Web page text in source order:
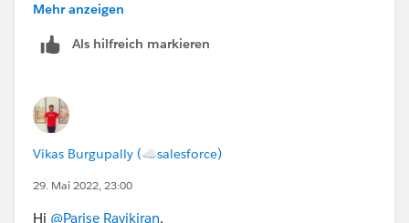
values.
Mehr anzeigen
Als hilfreich markieren
Vikas Burgupally (☁salesforce)
29. Mai 2022, 23:00
Hi @Parise Ravikiran,